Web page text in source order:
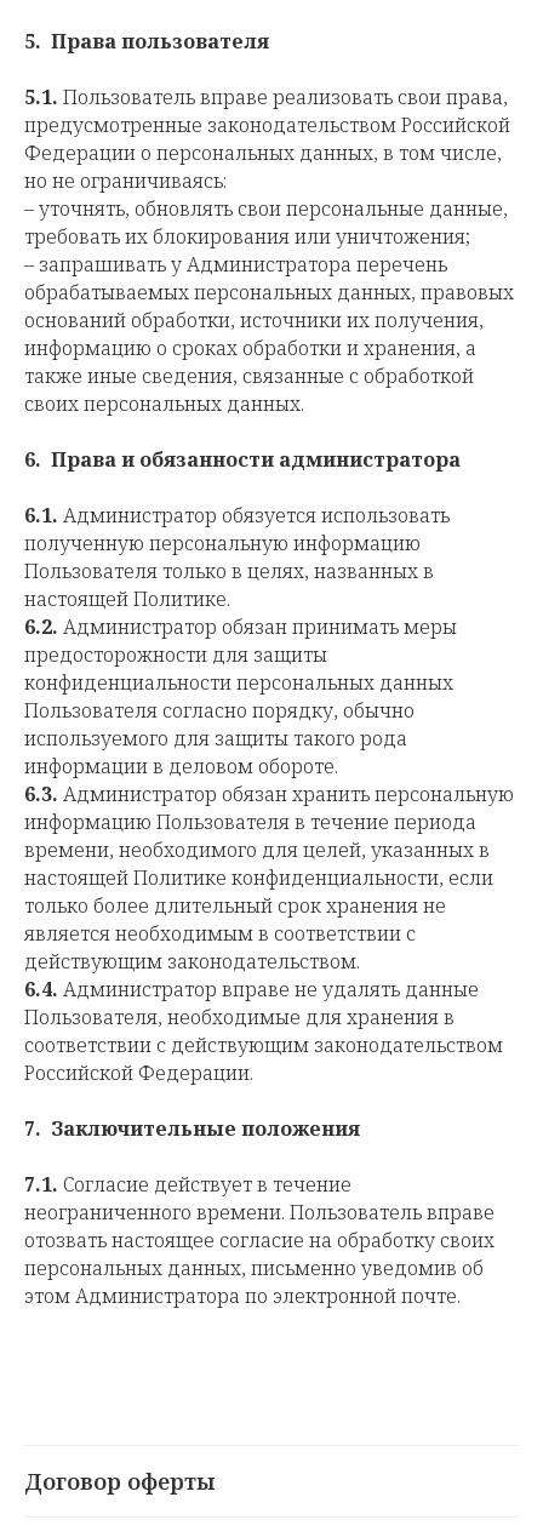
5. Права пользователя
5.1. Пользователь вправе реализовать свои права,
предусмотренные законодательством Российской
Федерации о персональных данных, в том числе,
но не ограничиваясь:
– уточнять, обновлять свои персональные данные,
требовать их блокирования или уничтожения;
– запрашивать у Администратора перечень
обрабатываемых персональных данных, правовых
оснований обработки, источники их получения,
информацию о сроках обработки и хранения, а
также иные сведения, связанные с обработкой
своих персональных данных.
6. Права и обязанности администратора
6.1. Администратор обязуется использовать
полученную персональную информацию
Пользователя только в целях, названных в
настоящей Политике.
6.2. Администратор обязан принимать меры
предосторожности для защиты
конфиденциальности персональных данных
Пользователя согласно порядку, обычно
используемого для защиты такого рода
информации в деловом обороте.
6.3. Администратор обязан хранить персональную
информацию Пользователя в течение периода
времени, необходимого для целей, указанных в
настоящей Политике конфиденциальности, если
только более длительный срок хранения не
является необходимым в соответствии с
действующим законодательством.
6.4. Администратор вправе не удалять данные
Пользователя, необходимые для хранения в
соответствии с действующим законодательством
Российской Федерации.
7. Заключительные положения
7.1. Согласие действует в течение
неограниченного времени. Пользователь вправе
отозвать настоящее согласие на обработку своих
персональных данных, письменно уведомив об
этом Администратора по электронной почте.
Договор оферты